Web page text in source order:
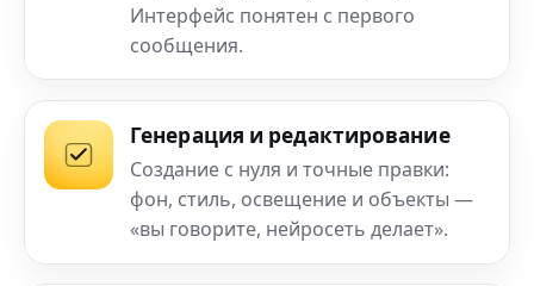
Интерфейс понятен с первого
сообщения.
Генерация и редактирование
Создание с нуля и точные правки:
фон, стиль, освещение и объекты —
«вы говорите, нейросеть делает».